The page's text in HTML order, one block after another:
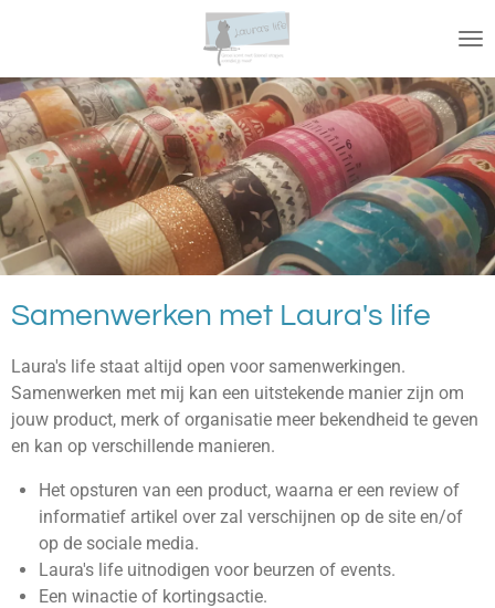
naar
de
hoofdinhoud
Samenwerken met Laura's life
Laura's life staat altijd open voor samenwerkingen.
Samenwerken met mij kan een uitstekende manier zijn om
jouw product, merk of organisatie meer bekendheid te geven
en kan op verschillende manieren.
Het opsturen van een product, waarna er een review of
informatief artikel over zal verschijnen op de site en/of
op de sociale media.
Laura's life uitnodigen voor beurzen of events.
Een winactie of kortingsactie.